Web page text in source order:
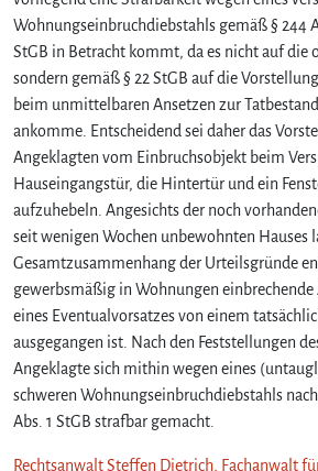
Wohnungseinbruchdiebstahls gemäß § 244
StGB in Betracht kommt, da es nicht auf die
sondern gemäß § 22 StGB auf die
beim unmittelbaren Ansetzen zur
ankomme. Entscheidend sei daher das
Angeklagten vom Einbruchsobjekt beim
Hauseingangstür, die Hintertür und ein
aufzuhebeln. Angesichts der noch
seit wenigen Wochen unbewohnten Hauses
Gesamtzusammenhang der Urteilsgründe
gewerbsmäßig in Wohnungen
eines Eventualvorsatzes von einem
ausgegangen ist. Nach den Feststellungen
Angeklagte sich mithin wegen eines
schweren Wohnungseinbruchdiebstahls nach
Abs. 1 StGB strafbar gemacht.
Rechtsanwalt Steffen Dietrich, Fachanwalt